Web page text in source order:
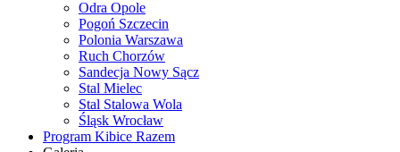
Odra Opole
Pogoń Szczecin
Polonia Warszawa
Ruch Chorzów
Sandecja Nowy Sącz
Stal Mielec
Stal Stalowa Wola
Śląsk Wrocław
Program Kibice Razem